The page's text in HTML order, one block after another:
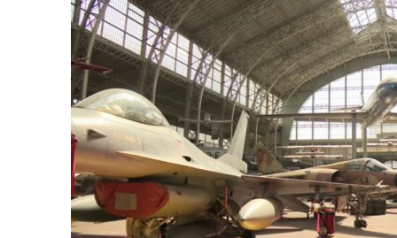
06 août 2026Consulter l'article "À Bruxelles, le blocus
Saint-Géry : un ancien bras de la
Senne et une ancienne brasserie
classés au patrimoine bruxellois